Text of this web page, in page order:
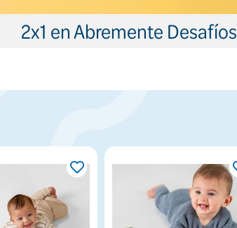
2x1 en Abremente Desafíos